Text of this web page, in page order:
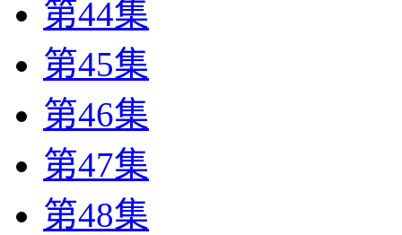
第44集
第45集
第46集
第47集
第48集